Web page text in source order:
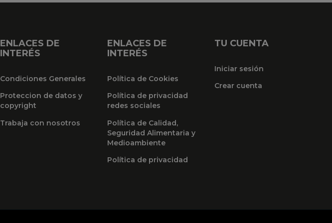
ENLACES DE
INTERÉS
Condiciones Generales
Proteccion de datos y
copyright
Trabaja con nosotros
ENLACES DE
INTERÉS
Política de Cookies
Política de privacidad
redes sociales
Política de Calidad,
Seguridad Alimentaria y
Medioambiente
Política de privacidad
TU CUENTA
Iniciar sesión
Crear cuenta